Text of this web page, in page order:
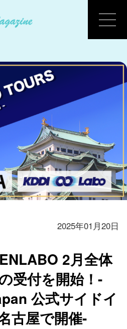
2025年01月20日
2月全体
受付を開始！-
公式サイドイ
古屋で開催-